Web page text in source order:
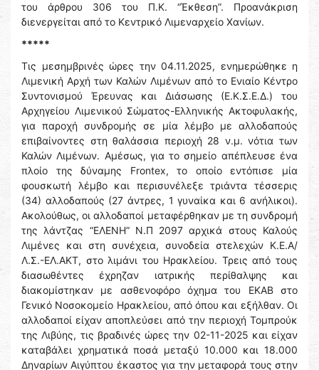
του άρθρου 306 του Π.Κ. “Έκθεση”. Προανάκριση
διενεργείται από το Κεντρικό Λιμεναρχείο Χανίων.
*****
Τις μεσημβρινές ώρες την 04.11.2025, ενημερώθηκε η
Λιμενική Αρχή των Καλών Λιμένων από το Ενιαίο Κέντρο
Συντονισμού Έρευνας και Διάσωσης (Ε.Κ.Σ.Ε.Δ.) του
Αρχηγείου Λιμενικού Σώματος-Ελληνικής Ακτοφυλακής,
για παροχή συνδρομής σε μία λέμβο με αλλοδαπούς
επιβαίνοντες στη θαλάσσια περιοχή 28 ν.μ. νότια των
Καλών Λιμένων. Αμέσως, για το σημείο απέπλευσε ένα
πλοίο της δύναμης Frontex, το οποίο εντόπισε μία
φουσκωτή λέμβο και περισυνέλεξε τριάντα τέσσερις
(34) αλλοδαπούς (27 άντρες, 1 γυναίκα και 6 ανήλικοι).
Ακολούθως, οι αλλοδαποί μεταφέρθηκαν με τη συνδρομή
της λάντζας “ΕΛΕΝΗ” Ν.Π 2097 αρχικά στους Καλούς
Λιμένες και στη συνέχεια, συνοδεία στελεχών Κ.Ε.Α/
Λ.Σ.-ΕΛ.ΑΚΤ, στο λιμάνι του Ηρακλείου. Τρεις από τους
διασωθέντες έχρηζαν ιατρικής περίθαλψης και
διακομίστηκαν με ασθενοφόρο όχημα του ΕΚΑΒ στο
Γενικό Νοσοκομείο Ηρακλείου, από όπου και εξήλθαν. Οι
αλλοδαποί είχαν αποπλεύσει από την περιοχή Τομπρούκ
της Λιβύης, τις βραδινές ώρες την 02-11-2025 και είχαν
καταβάλει χρηματικά ποσά μεταξύ 10.000 και 18.000
Δηναρίων Αιγύπτου έκαστος για την μεταφορά τους στην